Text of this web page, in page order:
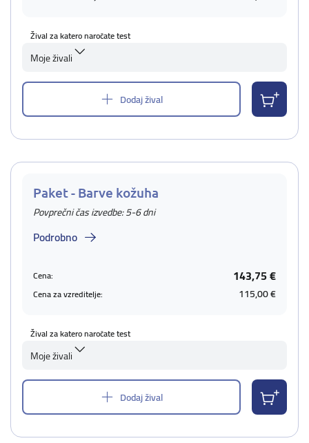
Žival za katero naročate test
Moje živali
Dodaj žival
Paket - Barve kožuha
Povprečni čas izvedbe: 5-6 dni
Podrobno
Cena: 143,75 €
Cena za vzreditelje: 115,00 €
Žival za katero naročate test
Moje živali
Dodaj žival